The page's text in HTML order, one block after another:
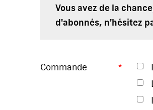
Vous avez de la
d'abonnés, n'hésitez
Commande *